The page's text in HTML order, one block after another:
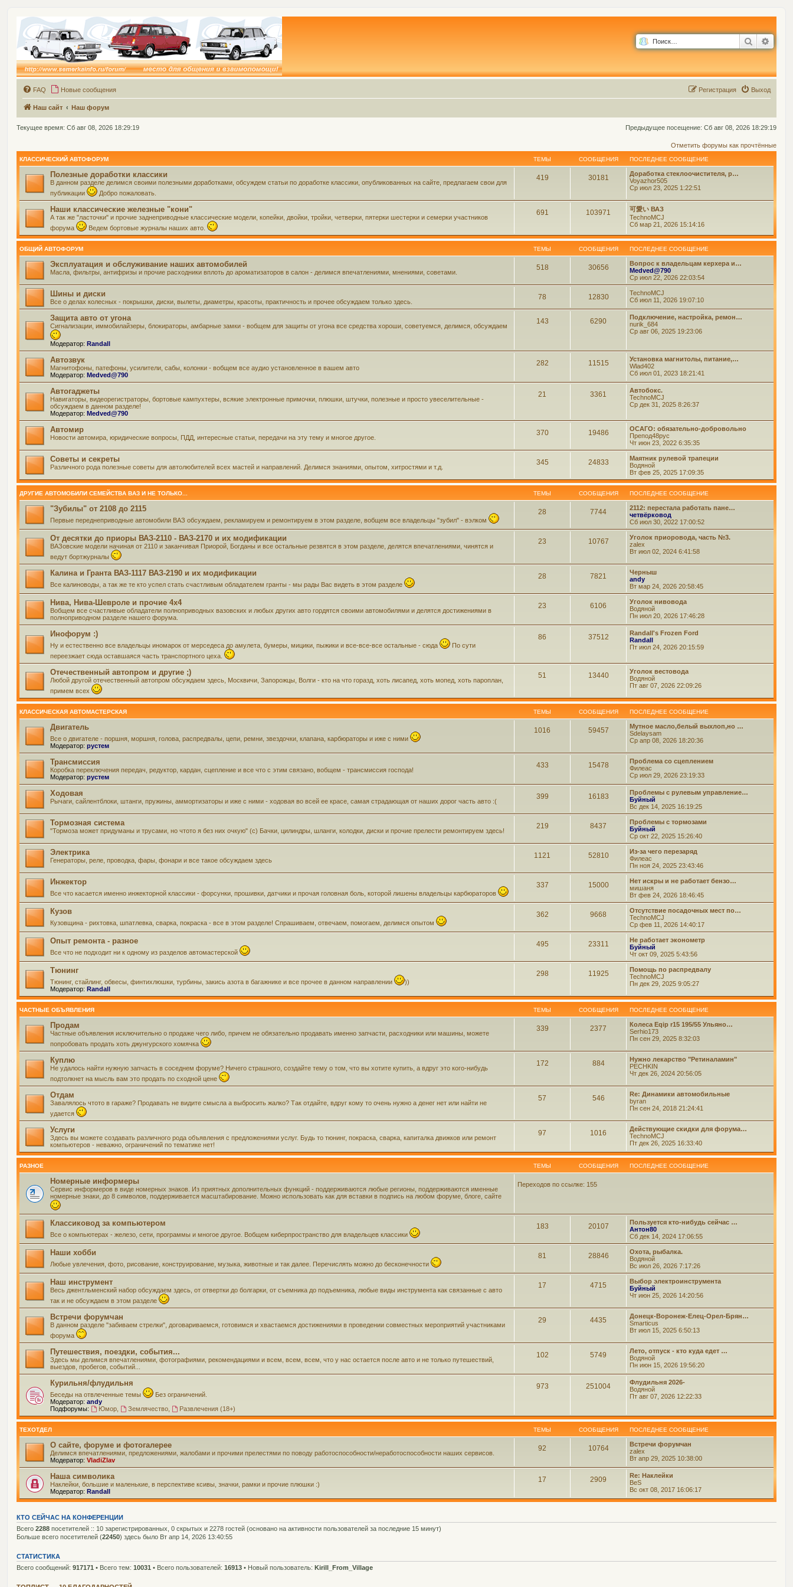
Поиск
FAQ Новые сообщения Выход
Регистрация
Наш сайт Наш форум
Предыдущее посещение: Сб авг 08, 2026 18:29:19
Текущее время: Сб авг 08, 2026 18:29:19
Отметить форумы как прочтённые
КЛАССИЧЕСКИЙ АВТОФОРУМ ТЕМЫ СООБЩЕНИЯ ПОСЛЕДНЕЕ СООБЩЕНИЕ
Полезные доработки классики
В данном разделе делимся своими полезными доработками, обсуждем статьи по доработке классики, опубликованных на сайте, предлагаем свои для
публикации
Добро пожаловать.
419 30181
Доработка стеклоочистителя, р…
Voyazhor505
Ср июл 23, 2025 1:22:51
Наши классические железные "кони"
А так же "ласточки" и прочие заднеприводные классические модели, копейки, двойки, тройки, четверки, пятерки шестерки и семерки участников
форума
Ведем бортовые журналы наших авто.
691 103971
可愛い ВАЗ
TechnoMCJ
Сб мар 21, 2026 15:14:16
ОБЩИЙ АВТОФОРУМ ТЕМЫ СООБЩЕНИЯ ПОСЛЕДНЕЕ СООБЩЕНИЕ
Эксплуатация и обслуживание наших автомобилей
Масла, фильтры, антифризы и прочие расходники вплоть до ароматизаторов в салон - делимся впечатлениями, мнениями, советами.
518 30656
Вопрос к владельцам керхера и…
Medved@790
Ср июл 22, 2026 22:03:54
Шины и диски
Все о делах колесных - покрышки, диски, вылеты, диаметры, красоты, практичность и прочее обсуждаем только здесь.
78 12830
TechnoMCJ
Сб июл 11, 2026 19:07:10
Защита авто от угона
Сигнализации, иммобилайзеры, блокираторы, амбарные замки - вобщем для защиты от угона все средства хороши, советуемся, делимся, обсуждаем
Модератор: Randall
143 6290
Подключение, настройка, ремон…
nurik_684
Ср авг 06, 2025 19:23:06
Автозвук
Магнитофоны, патефоны, усилители, сабы, колонки - вобщем все аудио установленное в вашем авто
Модератор: Medved@790
282 11515
Установка магнитолы, питание,…
Wlad402
Сб июл 01, 2023 18:21:41
Автогаджеты
Навигаторы, видеорегистраторы, бортовые кампухтеры, всякие электронные примочки, плюшки, штучки, полезные и просто увеселительные -
обсуждаем в данном разделе!
Модератор: Medved@790
21 3361
Автобокс.
TechnoMCJ
Ср дек 31, 2025 8:26:37
Автомир
Новости автомира, юридические вопросы, ПДД, интересные статьи, передачи на эту тему и многое другое.
370 19486
ОСАГО: обязательно-добровольно
Препод48рус
Чт июн 23, 2022 6:35:35
Советы и секреты
Различного рода полезные советы для автолюбителей всех мастей и направлений. Делимся знаниями, опытом, хитростями и т.д.
345 24833
Маятник рулевой трапеции
Водяной
Вт фев 25, 2025 17:09:35
ДРУГИЕ АВТОМОБИЛИ СЕМЕЙСТВА ВАЗ И НЕ ТОЛЬКО... ТЕМЫ СООБЩЕНИЯ ПОСЛЕДНЕЕ СООБЩЕНИЕ
"Зубилы" от 2108 до 2115
Первые переднеприводные автомобили ВАЗ обсуждаем, рекламируем и ремонтируем в этом разделе, вобщем все владельцы "зубил" - вэлком
28 7744
2112: перестала работать пане…
четвёрковод
Сб июл 30, 2022 17:00:52
От десятки до приоры ВАЗ-2110 - ВАЗ-2170 и их модификации
ВАЗовские модели начиная от 2110 и заканчивая Приорой, Богданы и все остальные резвятся в этом разделе, делятся впечатлениями, чинятся и
ведут бортжурналы
23 10767
Уголок приоровода, часть №3.
zalex
Вт июл 02, 2024 6:41:58
Калина и Гранта ВАЗ-1117 ВАЗ-2190 и их модификации
Все калиноводы, а так же те кто успел стать счастливым обладателем гранты - мы рады Вас видеть в этом разделе
28 7821
Черныш
andy
Вт мар 24, 2026 20:58:45
Нива, Нива-Шевроле и прочие 4х4
Вобщем все счастливые обладатели полноприводных вазовских и любых других авто гордятся своими автомобилями и делятся достижениями в
полноприводном разделе нашего форума.
23 6106
Уголок нивовода
Водяной
Пн июл 20, 2026 17:46:28
Инофорум :)
Ну и естественно все владельцы иномарок от мерседеса до амулета, бумеры, мицики, пыжики и все-все-все остальные - сюда
По сути
переезжает сюда оставшаяся часть транспортного цеха.
86 37512
Randall's Frozen Ford
Randall
Пт июл 24, 2026 20:15:59
Отечественный автопром и другие ;)
Любой другой отечественный автопром обсуждаем здесь, Москвичи, Запорожцы, Волги - кто на что горазд, хоть лисапед, хоть мопед, хоть пароплан,
примем всех
51 13440
Уголок вестовода
Водяной
Пт авг 07, 2026 22:09:26
КЛАССИЧЕСКАЯ АВТОМАСТЕРСКАЯ ТЕМЫ СООБЩЕНИЯ ПОСЛЕДНЕЕ СООБЩЕНИЕ
Двигатель
Все о двигателе - поршня, моршня, голова, распредвалы, цепи, ремни, звездочки, клапана, карбюраторы и иже с ними
Модератор: рустем
1016 59457
Мутное масло,белый выхлоп,но …
Sdelaysam
Ср апр 08, 2026 18:20:36
Трансмиссия
Коробка переключения передач, редуктор, кардан, сцепление и все что с этим связано, вобщем - трансмиссия господа!
Модератор: рустем
433 15478
Проблема со сцеплением
Филеас
Ср июл 29, 2026 23:19:33
Ходовая
Рычаги, сайлентблоки, штанги, пружины, аммортизаторы и иже с ними - ходовая во всей ее красе, самая страдающая от наших дорог часть авто :(
399 16183
Проблемы с рулевым управление…
Буйный
Вс дек 14, 2025 16:19:25
Тормозная система
"Тормоза может придуманы и трусами, но чтото я без них очкую" (с) Бачки, цилиндры, шланги, колодки, диски и прочие прелести ремонтируем здесь!
219 8437
Проблемы с тормозами
Буйный
Ср окт 22, 2025 15:26:40
Электрика
Генераторы, реле, проводка, фары, фонари и все такое обсуждаем здесь
1121 52810
Из-за чего перезаряд
Филеас
Пн ноя 24, 2025 23:43:46
Инжектор
Все что касается именно инжекторной классики - форсунки, прошивки, датчики и прочая головная боль, которой лишены владельцы карбюраторов
337 15000
Нет искры и не работает бензо…
мишаня
Вт фев 24, 2026 18:46:45
Кузов
Кузовщина - рихтовка, шпатлевка, сварка, покраска - все в этом разделе! Спрашиваем, отвечаем, помогаем, делимся опытом
362 9668
Отсутствие посадочных мест по…
TechnoMCJ
Ср фев 11, 2026 14:40:17
Опыт ремонта - разное
Все что не подходит ни к одному из разделов автомастерской
495 23311
Не работает эконометр
Буйный
Чт окт 09, 2025 5:43:56
Тюнинг
Тюнинг, стайлинг, обвесы, финтихлюшки, турбины, закись азота в багажнике и все прочее в данном направлении
))
Модератор: Randall
298 11925
Помощь по распредвалу
TechnoMCJ
Пн дек 29, 2025 9:05:27
ЧАСТНЫЕ ОБЪЯВЛЕНИЯ ТЕМЫ СООБЩЕНИЯ ПОСЛЕДНЕЕ СООБЩЕНИЕ
Продам
Частные объявления исключительно о продаже чего либо, причем не обязательно продавать именно запчасти, расходники или машины, можете
попробовать продать хоть джунгурского хомячка
339 2377
Колеса Eqip r15 195/55 Ульяно…
Serhio173
Пн сен 29, 2025 8:32:03
Куплю
Не удалось найти нужную запчасть в соседнем форуме? Ничего страшного, создайте тему о том, что вы хотите купить, а вдруг это кого-нибудь
подтолкнет на мысль вам это продать по сходной цене
172 884
Нужно лекарство "Ретиналамин"
PECHKIN
Чт дек 26, 2024 20:56:05
Отдам
Завалялось чтото в гараже? Продавать не видите смысла а выбросить жалко? Так отдайте, вдруг кому то очень нужно а денег нет или найти не
удается
57 546
Re: Динамики автомобильные
byran
Пн сен 24, 2018 21:24:41
Услуги
Здесь вы можете создавать различного рода объявления с предложениями услуг. Будь то тюнинг, покраска, сварка, капиталка движков или ремонт
компьютеров - неважно, ограничений по тематике нет!
97 1016
Действующие скидки для форума…
TechnoMCJ
Пт дек 26, 2025 16:33:40
РАЗНОЕ ТЕМЫ СООБЩЕНИЯ ПОСЛЕДНЕЕ СООБЩЕНИЕ
Номерные информеры
Сервис информеров в виде номерных знаков. Из приятных дополнительных функций - поддерживаются любые регионы, поддерживаются именные
номерные знаки, до 8 символов, поддерживается масштабирование. Можно использовать как для вставки в подпись на любом форуме, блоге, сайте
Переходов по ссылке: 155
Классиковод за компьютером
Все о компьютерах - железо, сети, программы и многое другое. Вобщем киберпространство для владельцев классики
183 20107
Пользуется кто-нибудь сейчас …
Антон80
Сб дек 14, 2024 17:06:55
Наши хобби
Любые увлечения, фото, рисование, конструирование, музыка, животные и так далее. Перечислять можно до бесконечности
81 28846
Охота, рыбалка.
Водяной
Вс июл 26, 2026 7:17:26
Наш инструмент
Весь джентльменский набор обсуждаем здесь, от отвертки до болгарки, от съемника до подъемника, любые виды инструмента как связанные с авто
так и не обсуждаем в этом разделе
17 4715
Выбор электроинструмента
Буйный
Чт июн 25, 2026 14:20:56
Встречи форумчан
В данном разделе "забиваем стрелки", договариваемся, готовимся и хвастаемся достижениями в проведении совместных мероприятий участниками
форума
29 4435
Донецк-Воронеж-Елец-Орел-Брян…
Smarticus
Вт июл 15, 2025 6:50:13
Путешествия, поездки, события...
Здесь мы делимся впечатлениями, фотографиями, рекомендациями и всем, всем, всем, что у нас остается после авто и не только путешествий,
выездов, пробегов, событий...
102 5749
Лето, отпуск - кто куда едет …
Водяной
Пн июн 15, 2026 19:56:20
Курильня/флудильня
Беседы на отвлеченные темы
Без ограничений.
Модератор: andy
Подфорумы:
Юмор, Землячество, Развлечения (18+)
973 251004
Флудильня 2026-
Водяной
Пт авг 07, 2026 12:22:33
ТЕХОТДЕЛ ТЕМЫ СООБЩЕНИЯ ПОСЛЕДНЕЕ СООБЩЕНИЕ
О сайте, форуме и фотогалерее
Делимся впечатлениями, предложениями, жалобами и прочими прелестями по поводу работоспособности/неработоспособности наших сервисов.
Модератор: VladiZlav
92 10764
Встречи форумчан
zalex
Вт апр 29, 2025 10:38:00
Наша символика
Наклейки, большие и маленькие, в перспективе ксивы, значки, рамки и прочие плюшки :)
Модератор: Randall
17 2909
Re: Наклейки
BeS
Вс окт 08, 2017 16:06:17
КТО СЕЙЧАС НА КОНФЕРЕНЦИИ
Всего 2288 посетителей :: 10 зарегистрированных, 0 скрытых и 2278 гостей (основано на активности пользователей за последние 15 минут)
Больше всего посетителей (22450) здесь было Вт апр 14, 2026 13:40:55
СТАТИСТИКА
Всего сообщений: 917171 • Всего тем: 10031 • Всего пользователей: 16913 • Новый пользователь: Kirill_From_Village